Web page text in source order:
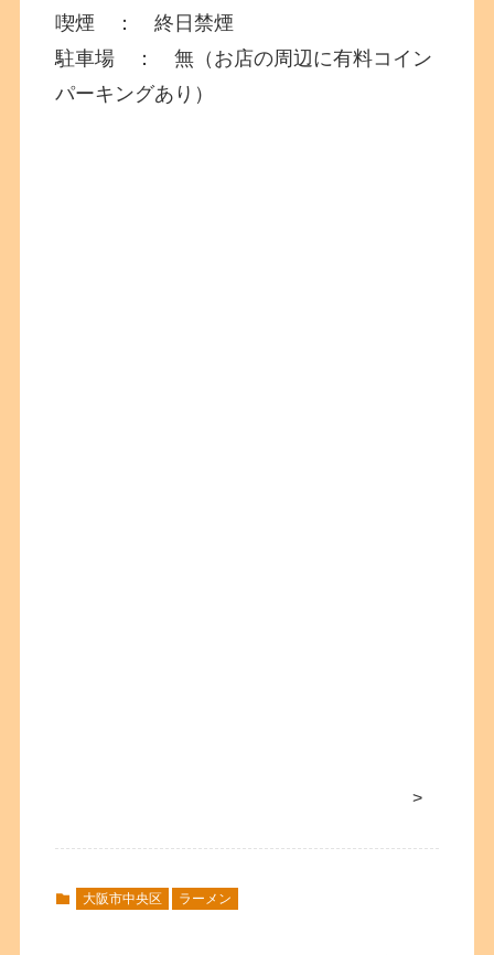
喫煙 ： 終日禁煙
駐車場 ： 無（お店の周辺に有料コイン
パーキングあり）
>
大阪市中央区 ラーメン